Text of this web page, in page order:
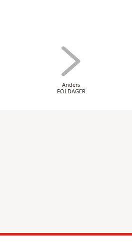
Anders
FOLDAGER